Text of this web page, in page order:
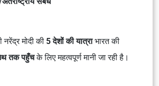
नरेंद्र मोदी की 5 देशों की यात्राभारत की
तक पहुँचके लिए महत्वपूर्ण मानी जा रही है।